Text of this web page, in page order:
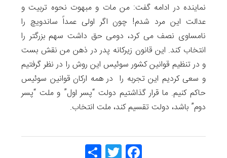
نماینده در ادامه گفت: من مات و مبهوت نحوه تربیت و
عدالت این مرد شدم! چون اگر اولی عمداً ساندویچ را
نامساوی نصف می کرد، دومی حق داشت سهم بزرگتر را
انتخاب کند. این قانون زیرکانه پدر در ذهن من نقش بست
و در تنظیم قوانین کشور سوئیس این روش را در نظر گرفتیم
و سعی کردیم این تجربه را در همه ارکان قوانین سوئیس
حاکم کنیم. ما قرار گذاشتیم دولت “پسر اول” و ملت “پسر
دوم” باشد، دولت تقسیم کند، ملت انتخاب.
Face
Twitt